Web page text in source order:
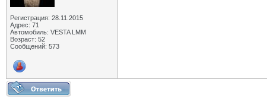
Регистрация: 28.11.2015
Адрес: 71
Автомобиль: VESTA LMM
Возраст: 52
Сообщений: 573